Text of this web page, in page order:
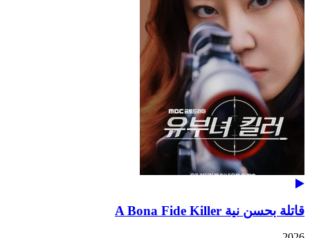
قاتلة بحسن نية A Bona Fide Killer